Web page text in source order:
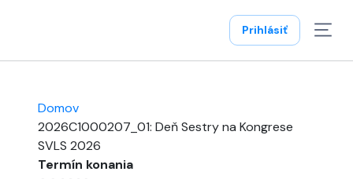
Prihlásiť
Domov
2026C1000207_01: Deň Sestry na Kongrese
SVLS 2026
Termín konania